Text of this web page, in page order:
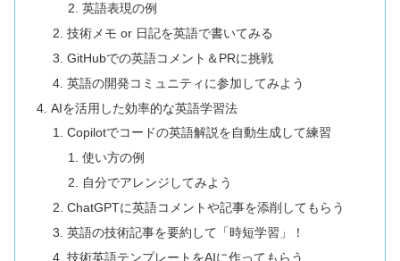
英語表現の例
技術メモ or 日記を英語で書いてみる
GitHubでの英語コメント＆PRに挑戦
英語の開発コミュニティに参加してみよう
AIを活用した効率的な英語学習法
Copilotでコードの英語解説を自動生成して練習
使い方の例
自分でアレンジしてみよう
ChatGPTに英語コメントや記事を添削してもらう
英語の技術記事を要約して「時短学習」！
技術英語テンプレートをAIに作ってもらう